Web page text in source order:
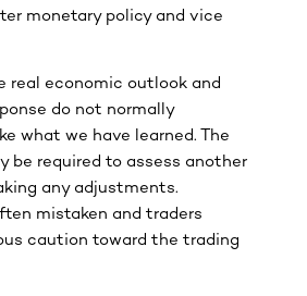
monetary policy and vice
real economic outlook and
do not normally
what we have learned. The
be required to assess another
any adjustments.
mistaken and traders
caution toward the trading